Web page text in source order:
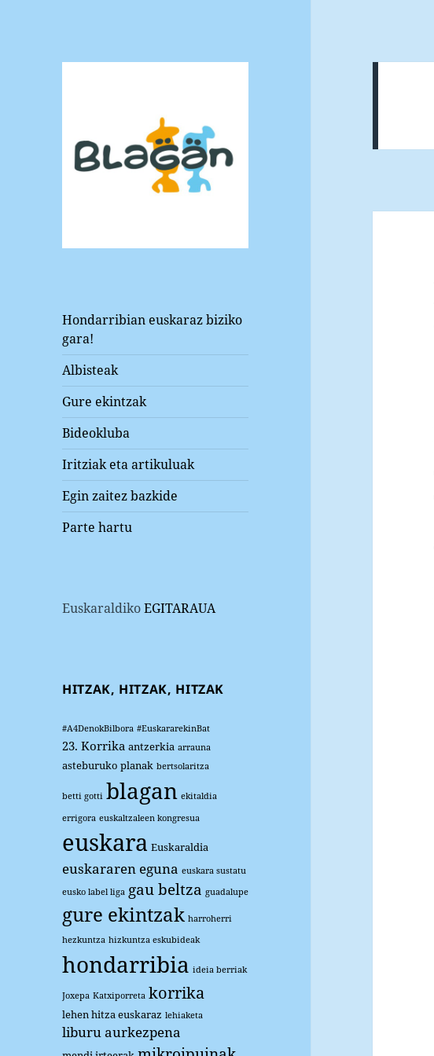
Hondarribian euskaraz biziko
gara!
Albisteak
Gure ekintzak
Bideokluba
Iritziak eta artikuluak
Egin zaitez bazkide
Parte hartu
EuskaraldikoEGITARAUA
HITZAK, HITZAK, HITZAK
#A4DenokBilbora #EuskararekinBat
23. Korrika antzerkia arrauna
asteburuko planak bertsolaritza
betti gotti blagan ekitaldia
errigora euskaltzaleen kongresua
euskara Euskaraldia
euskararen eguna euskara sustatu
eusko label liga gau beltza guadalupe
gure ekintzak harroherri
hezkuntza hizkuntza eskubideak
hondarribia ideia berriak
Joxepa Katxiporreta korrika
lehen hitza euskaraz lehiaketa
liburu aurkezpena